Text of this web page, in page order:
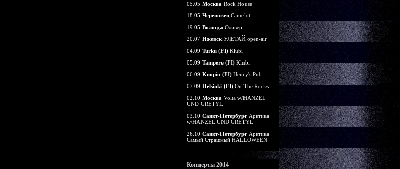
05.05 Москва Rock House
18.05 Череповец Camelot
19.05ВологдаОливер
20.07 Ижевск УЛЕТАЙ open-air
04.09 Turku (FI) Klubi
05.09 Tampere (FI) Klubi
06.09 Kuopio (FI) Henry's Pub
07.09 Helsinki (FI) On The Rocks
02.10 Москва Volta w/HANZEL
UND GRETYL
03.10 Санкт-Петербург Арктика
w/HANZEL UND GRETYL
26.10 Санкт-Петербург Арктика
Самый Страшный HALLOWEEN
Концерты 2014